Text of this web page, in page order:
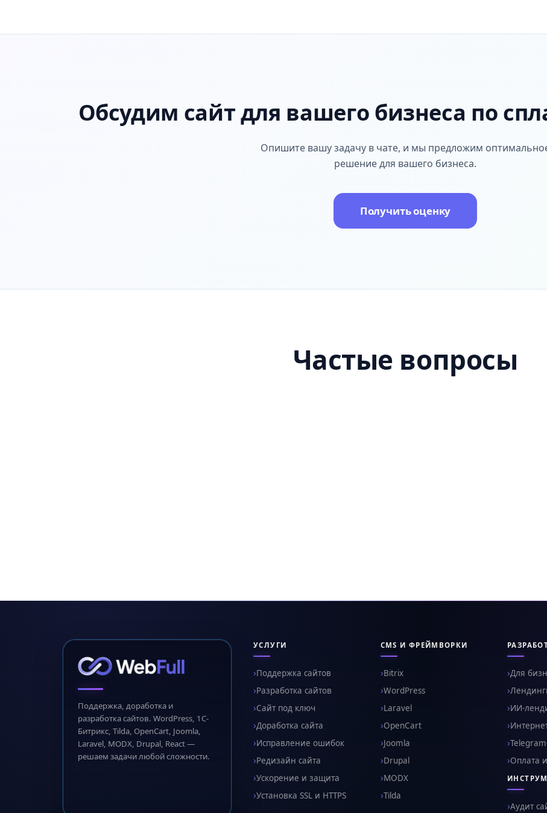
Обсудим сайт для вашего бизнеса по
Опишите вашу задачу в чате, и мы предложим
решение для вашего бизнеса.
Получить оценку
Частые вопросы
Поддержка, доработка и
разработка сайтов. WordPress, 1С-
Битрикс, Tilda, OpenCart, Joomla,
Laravel, MODX, Drupal, React —
решаем задачи любой сложности.
УСЛУГИ
Поддержка сайтов
Разработка сайтов
Сайт под ключ
Доработка сайта
Исправление ошибок
Редизайн сайта
Ускорение и защита
Установка SSL и HTTPS
CMS И ФРЕЙМВОРКИ
Bitrix
WordPress
Laravel
OpenCart
Joomla
Drupal
MODX
Tilda
Для
ИИ-
Оплата
Аудит